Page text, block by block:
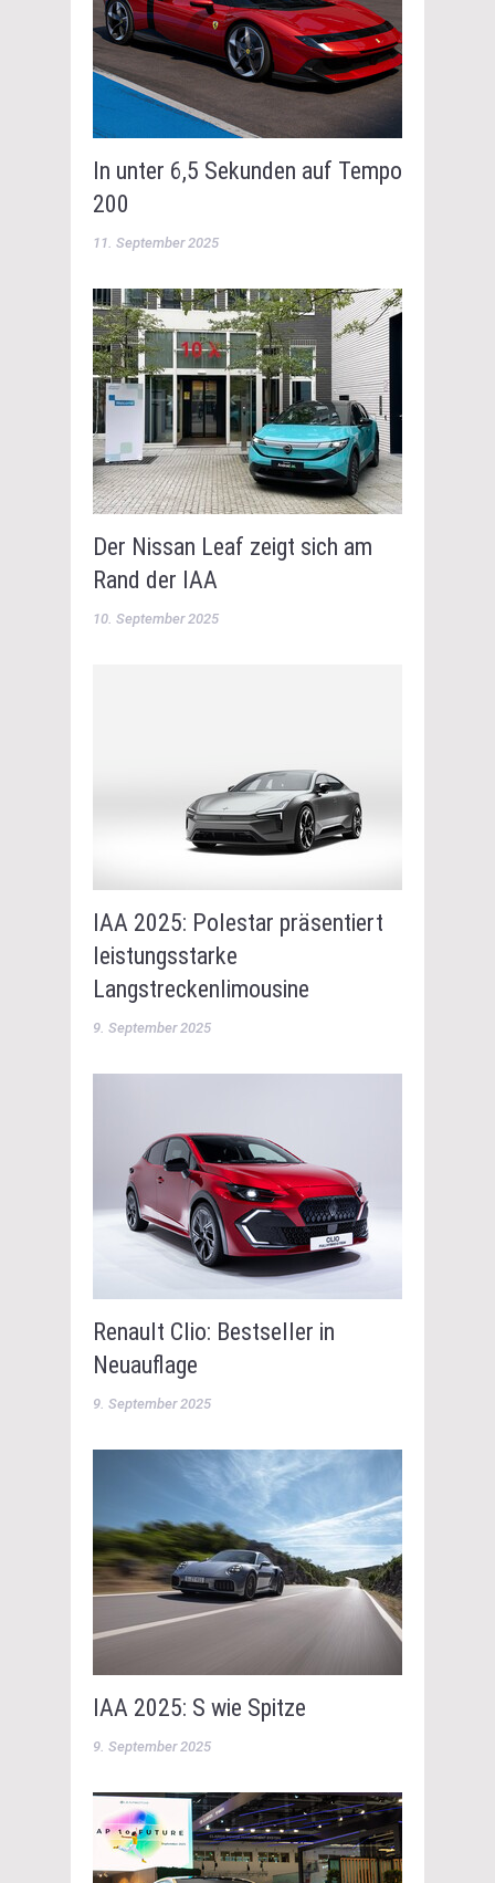
In unter 6,5 Sekunden auf Tempo
200
11. September 2025
Der Nissan Leaf zeigt sich am
Rand der IAA
10. September 2025
IAA 2025: Polestar präsentiert
leistungsstarke
Langstreckenlimousine
9. September 2025
Renault Clio: Bestseller in
Neuauflage
9. September 2025
IAA 2025: S wie Spitze
9. September 2025